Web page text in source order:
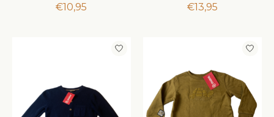
€10,95
€13,95